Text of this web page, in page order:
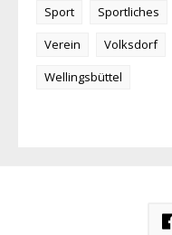
Sport
Sportliches
Verein
Volksdorf
Wellingsbüttel